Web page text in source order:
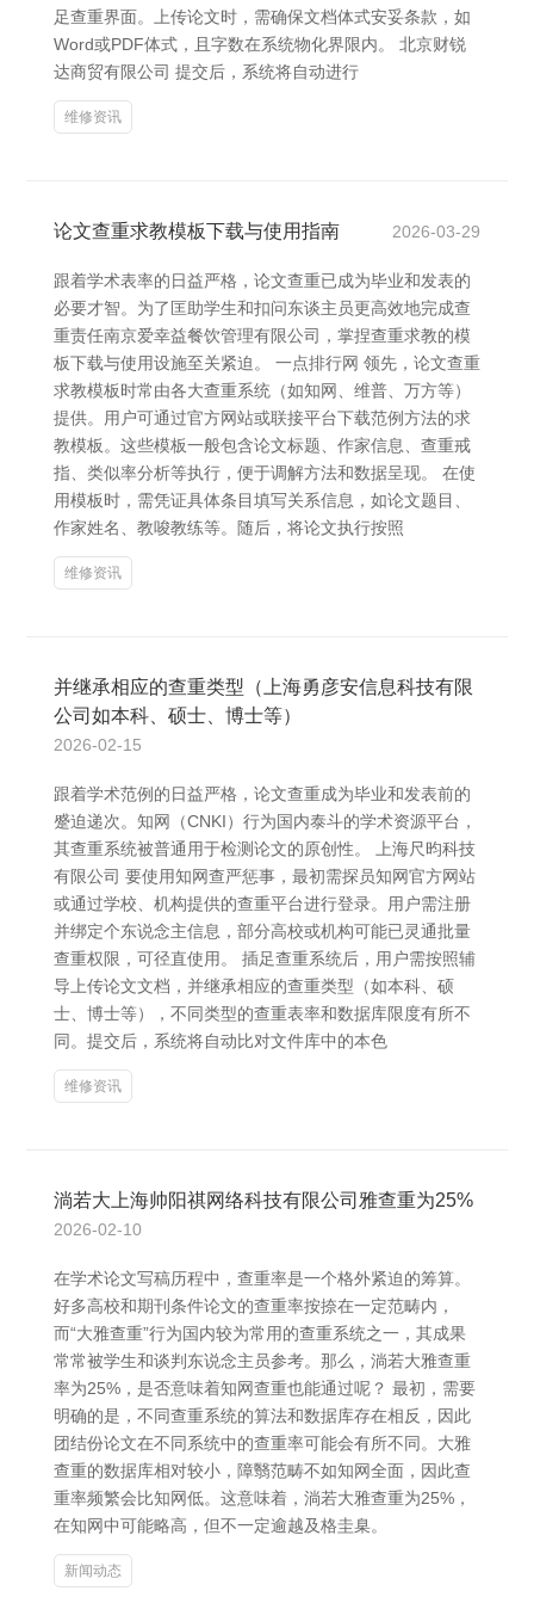
足查重界面。上传论文时，需确保文档体式安妥条款，如
Word或PDF体式，且字数在系统物化界限内。 北京财锐
达商贸有限公司 提交后，系统将自动进行
维修资讯
论文查重求教模板下载与使用指南 2026-03-29
跟着学术表率的日益严格，论文查重已成为毕业和发表的
必要才智。为了匡助学生和扣问东谈主员更高效地完成查
重责任南京爱幸益餐饮管理有限公司，掌捏查重求教的模
板下载与使用设施至关紧迫。 一点排行网 领先，论文查重
求教模板时常由各大查重系统（如知网、维普、万方等）
提供。用户可通过官方网站或联接平台下载范例方法的求
教模板。这些模板一般包含论文标题、作家信息、查重戒
指、类似率分析等执行，便于调解方法和数据呈现。 在使
用模板时，需凭证具体条目填写关系信息，如论文题目、
作家姓名、教唆教练等。随后，将论文执行按照
维修资讯
并继承相应的查重类型（上海勇彦安信息科技有限
公司如本科、硕士、博士等）
2026-02-15
跟着学术范例的日益严格，论文查重成为毕业和发表前的
蹙迫递次。知网（CNKI）行为国内泰斗的学术资源平台，
其查重系统被普通用于检测论文的原创性。 上海尺昀科技
有限公司 要使用知网查严惩事，最初需探员知网官方网站
或通过学校、机构提供的查重平台进行登录。用户需注册
并绑定个东说念主信息，部分高校或机构可能已灵通批量
查重权限，可径直使用。 插足查重系统后，用户需按照辅
导上传论文文档，并继承相应的查重类型（如本科、硕
士、博士等），不同类型的查重表率和数据库限度有所不
同。提交后，系统将自动比对文件库中的本色
维修资讯
淌若大上海帅阳祺网络科技有限公司雅查重为25%
2026-02-10
在学术论文写稿历程中，查重率是一个格外紧迫的筹算。
好多高校和期刊条件论文的查重率按捺在一定范畴内，
而“大雅查重”行为国内较为常用的查重系统之一，其成果
常常被学生和谈判东说念主员参考。那么，淌若大雅查重
率为25%，是否意味着知网查重也能通过呢？ 最初，需要
明确的是，不同查重系统的算法和数据库存在相反，因此
团结份论文在不同系统中的查重率可能会有所不同。大雅
查重的数据库相对较小，障翳范畴不如知网全面，因此查
重率频繁会比知网低。这意味着，淌若大雅查重为25%，
在知网中可能略高，但不一定逾越及格圭臬。
新闻动态